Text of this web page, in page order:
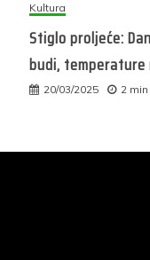
Kultura
Stiglo proljeće:
budi,
20/03/2025 2